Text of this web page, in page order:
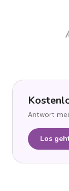
Antwort
Los